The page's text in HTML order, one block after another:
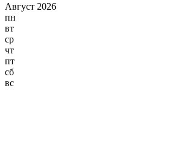
Август 2026
пн
вт
ср
чт
пт
сб
вс